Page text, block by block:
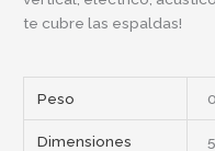
te cubre las espaldas!
Peso
Dimensiones